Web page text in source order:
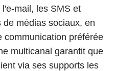
mail, les SMS et
médias sociaux, en
communication préférée
multicanal garantit que
via ses supports les